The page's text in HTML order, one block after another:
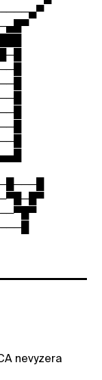
nevyzera